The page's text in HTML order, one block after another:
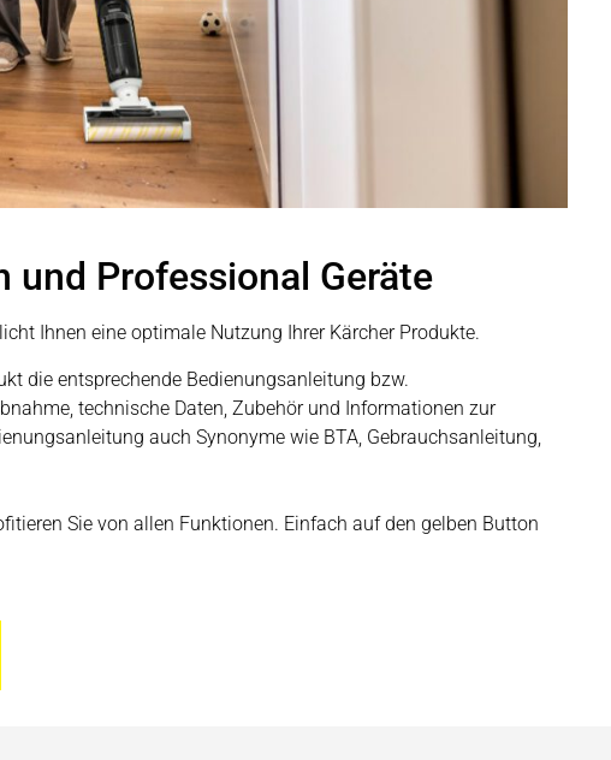
und Professional Geräte
Ihnen eine optimale Nutzung Ihrer Kärcher Produkte.
die entsprechende Bedienungsanleitung bzw.
technische Daten, Zubehör und Informationen zur
auch Synonyme wie BTA, Gebrauchsanleitung,
Sie von allen Funktionen. Einfach auf den gelben Button